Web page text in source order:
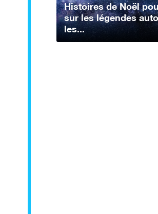
Histoires de Noël
sur les légendes
les...